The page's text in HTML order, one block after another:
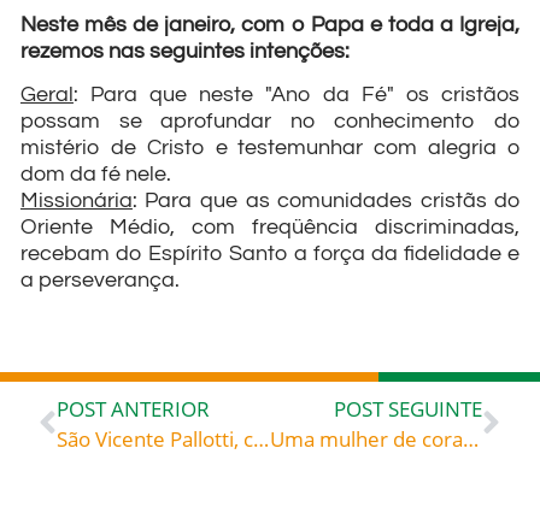
Neste mês de janeiro, com o Papa e toda a Igreja,
rezemos nas seguintes intenções:
Geral: Para que neste "Ano da Fé" os cristãos
possam se aprofundar no conhecimento do
mistério de Cristo e testemunhar com alegria o
dom da fé nele.
Missionária: Para que as comunidades cristãs do
Oriente Médio, com freqüência discriminadas,
recebam do Espírito Santo a força da fidelidade e
a perseverança.
POST ANTERIOR
São Vicente Pallotti, celebrado hoje, 23, roga por todos nós!
POST SEGUINTE
Uma mulher de coragem! – Escrito de Maristela Cizeski publicado pelo Jornal de Santa Catarina hoje, 23